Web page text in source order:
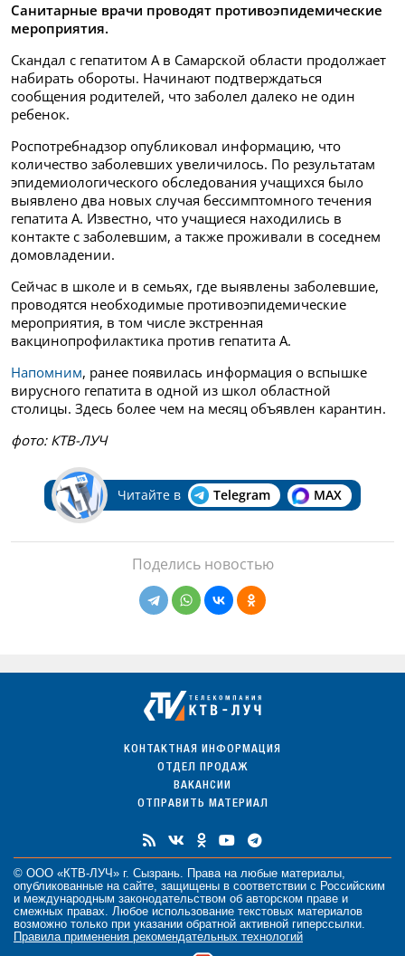
Санитарные врачи проводят противоэпидемические
мероприятия.
Скандал с гепатитом А в Самарской области продолжает
набирать обороты. Начинают подтверждаться
сообщения родителей, что заболел далеко не один
ребенок.
Роспотребнадзор опубликовал информацию, что
количество заболевших увеличилось. По результатам
эпидемиологического обследования учащихся было
выявлено два новых случая бессимптомного течения
гепатита А. Известно, что учащиеся находились в
контакте с заболевшим, а также проживали в соседнем
домовладении.
Сейчас в школе и в семьях, где выявлены заболевшие,
проводятся необходимые противоэпидемические
мероприятия, в том числе экстренная
вакцинопрофилактика против гепатита А.
Напомним, ранее появилась информация о вспышке
вирусного гепатита в одной из школ областной
столицы. Здесь более чем на месяц объявлен карантин.
фото: КТВ-ЛУЧ
Читайте в Telegram MAX
Поделись новостью
КОНТАКТНАЯ ИНФОРМАЦИЯ
ОТДЕЛ ПРОДАЖ
ВАКАНСИИ
ОТПРАВИТЬ МАТЕРИАЛ
© ООО «КТВ-ЛУЧ» г. Сызрань. Права на любые материалы,
опубликованные на сайте, защищены в соответствии с Российским
и международным законодательством об авторском праве и
смежных правах. Любое использование текстовых материалов
возможно только при указании обратной активной гиперссылки.
Правила применения рекомендательных технологий